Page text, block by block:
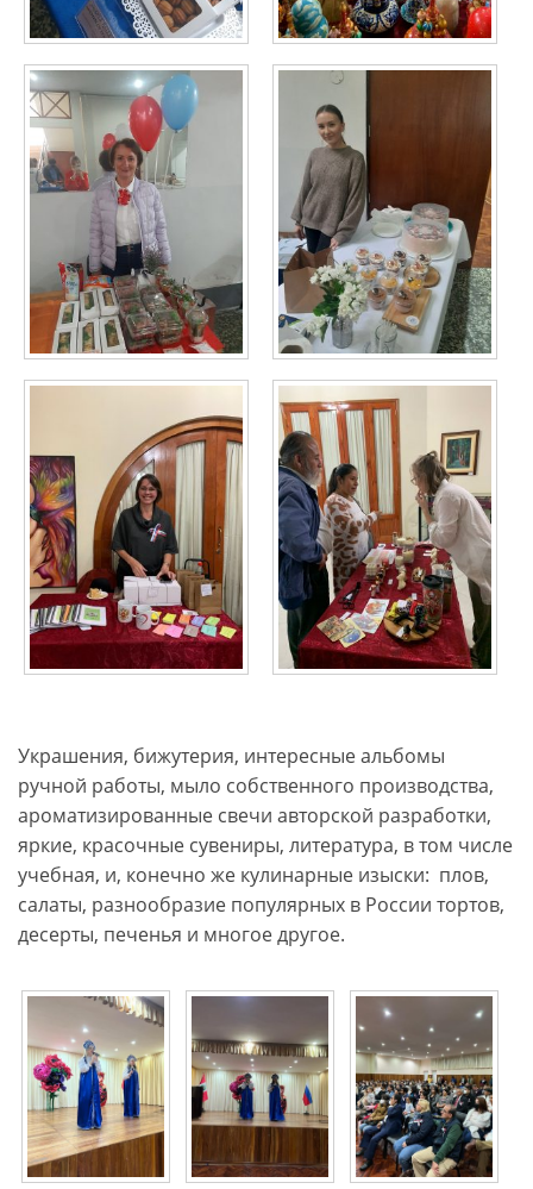
Украшения, бижутерия, интересные альбомы
ручной работы, мыло собственного производства,
ароматизированные свечи авторской разработки,
яркие, красочные сувениры, литература, в том числе
учебная, и, конечно же кулинарные изыски: плов,
салаты, разнообразие популярных в России тортов,
десерты, печенья и многое другое.